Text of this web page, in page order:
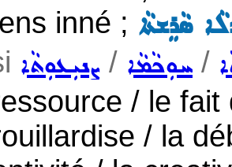
inné ; ܣܵܪܸܫܬܵܐ
ܨܢܝܼܥܘܼܬܵܐ / ܚܘܼܟܵܡܵܐ /
/ le
/ la